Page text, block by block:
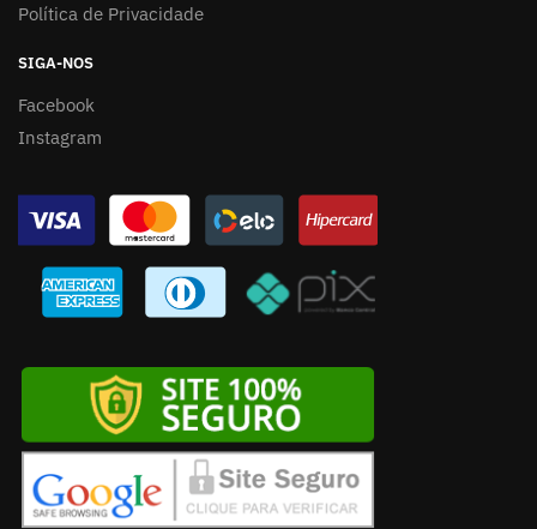
Política de Privacidade
SIGA-NOS
Facebook
Instagram